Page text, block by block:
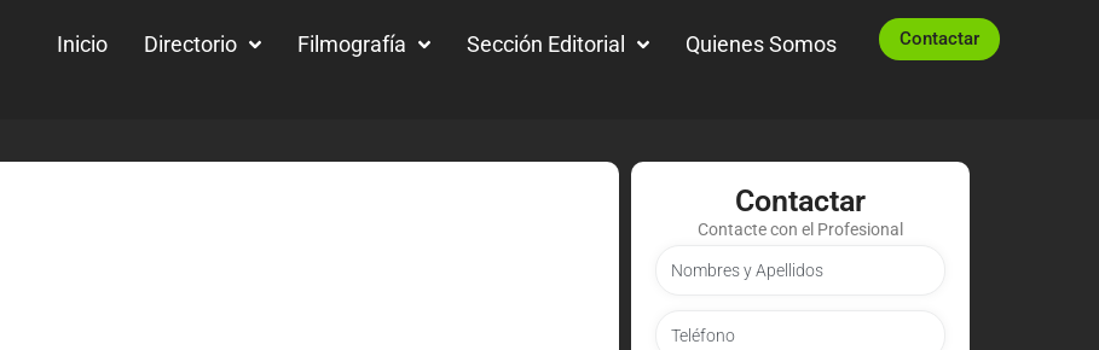
Inicio Directorio Filmografía Sección Editorial Quienes Somos Contactar
Contactar
Contacte con el Profesional